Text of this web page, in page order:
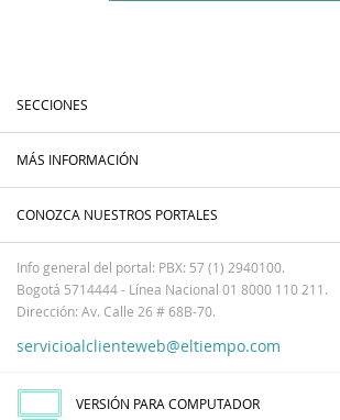
SECCIONES
MÁS INFORMACIÓN
CONOZCA NUESTROS PORTALES
Info general del portal: PBX: 57 (1) 2940100.
Bogotá 5714444 - Línea Nacional 01 8000 110 211.
Dirección: Av. Calle 26 # 68B-70.
servicioalclienteweb@eltiempo.com
VERSIÓN PARA COMPUTADOR